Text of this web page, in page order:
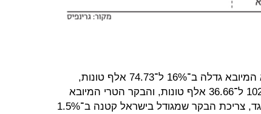
בין 2015 ל־2017 כמות הבקר הקפוא המיובא גדלה ב־16% ל־74.73 אלף טונות,
כמות המשלוחים החיים צמחה ב־102% ל־36.66 אלף טונות, והבקר הטרי המיובא
זינק ב־389% ל־9.87 אלף טונות. מנגד, צריכת הבקר שמגודל בישראל קטנה ב־1.5%